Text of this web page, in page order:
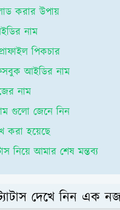
করার উপায়
নাম
পিকচার
আইডির নাম
নাম
গুলো জেনে নিন
করা হয়েছে
নিয়ে আমার শেষ মন্তব্য
দেখে নিন এক